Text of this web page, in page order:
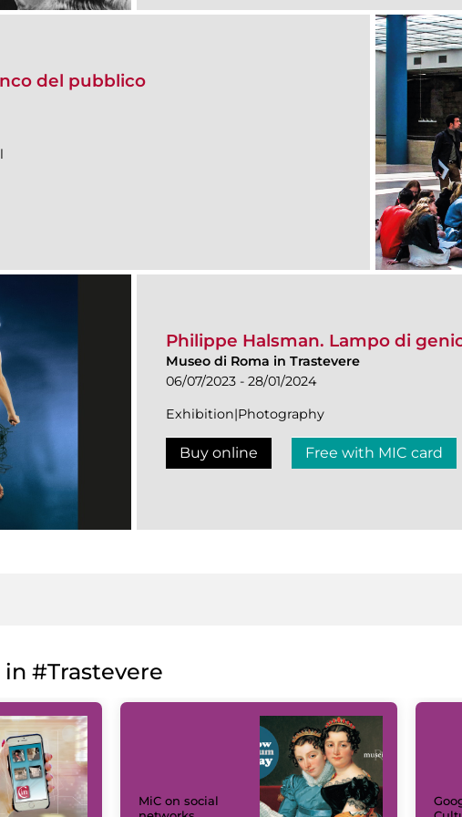
del pubblico
Philippe Halsman. Lampo di
Museo di Roma in Trastevere
06/07/2023 - 28/01/2024
Exhibition|Photography
Buy online Free with MIC card
in #Trastevere
MiC on social